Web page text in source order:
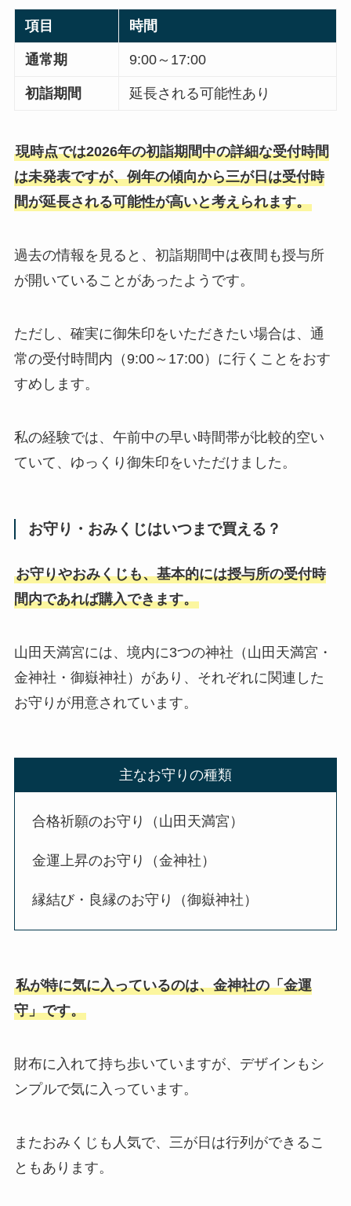
項目 時間
通常期 9:00～17:00
初詣期間 延長される可能性あり
現時点では2026年の初詣期間中の詳細な受付時間
は未発表ですが、例年の傾向から三が日は受付時
間が延長される可能性が高いと考えられます。
過去の情報を見ると、初詣期間中は夜間も授与所
が開いていることがあったようです。
ただし、確実に御朱印をいただきたい場合は、通
常の受付時間内（9:00～17:00）に行くことをおす
すめします。
私の経験では、午前中の早い時間帯が比較的空い
ていて、ゆっくり御朱印をいただけました。
お守り・おみくじはいつまで買える？
お守りやおみくじも、基本的には授与所の受付時
間内であれば購入できます。
山田天満宮には、境内に3つの神社（山田天満宮・
金神社・御嶽神社）があり、それぞれに関連した
お守りが用意されています。
主なお守りの種類
合格祈願のお守り（山田天満宮）
金運上昇のお守り（金神社）
縁結び・良縁のお守り（御嶽神社）
私が特に気に入っているのは、金神社の「金運
守」です。
財布に入れて持ち歩いていますが、デザインもシ
ンプルで気に入っています。
またおみくじも人気で、三が日は行列ができるこ
ともあります。